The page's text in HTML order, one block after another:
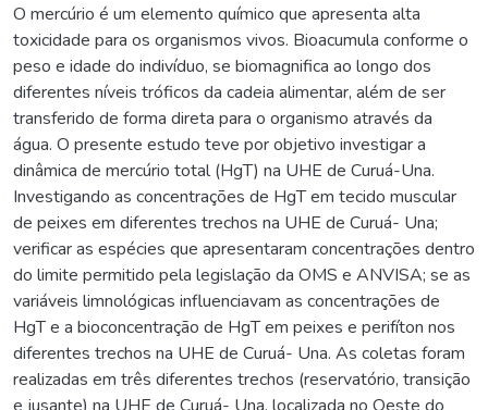
O mercúrio é um elemento químico que apresenta alta
toxicidade para os organismos vivos. Bioacumula conforme o
peso e idade do indivíduo, se biomagnifica ao longo dos
diferentes níveis tróficos da cadeia alimentar, além de ser
transferido de forma direta para o organismo através da
água. O presente estudo teve por objetivo investigar a
dinâmica de mercúrio total (HgT) na UHE de Curuá-Una.
Investigando as concentrações de HgT em tecido muscular
de peixes em diferentes trechos na UHE de Curuá- Una;
verificar as espécies que apresentaram concentrações dentro
do limite permitido pela legislação da OMS e ANVISA; se as
variáveis limnológicas influenciavam as concentrações de
HgT e a bioconcentração de HgT em peixes e perifíton nos
diferentes trechos na UHE de Curuá- Una. As coletas foram
realizadas em três diferentes trechos (reservatório, transição